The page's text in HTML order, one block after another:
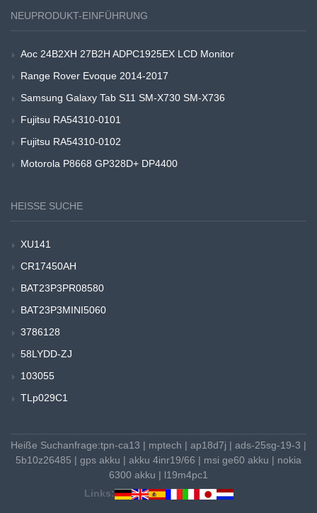
NEUPRODUKT-EINFÜHRUNG
Aoc 24B2XH 27B2H ADPC1925EX LCD Monitor
Range Rover Evoque 2014-2017
Samsung Galaxy Tab S11 SM-X730 SM-X736
Fujitsu RA54310-0101
Fujitsu RA54310-0102
Motorola P8668 GP328D+ DP4400
HEISSE SUCHE
XU141
CR17450AH
BAT23P3PR08580
BAT23P3MINI5060
3786128
58LYDD-ZJ
103055
TLp029C1
Heiße Suchanfrage:tpn-ca13 | mptech | ap18d7j | ads-25sg-19-3 |
5b10z26485 | gps akku | akku 4inr19/66 | msi ge60 akku | nokia
6300 akku | l19m4pc1
Links: